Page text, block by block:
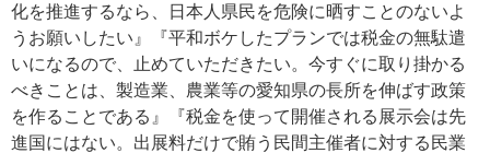
化を推進するなら、日本人県民を危険に晒すことのないよ
うお願いしたい』『平和ボケしたプランでは税金の無駄遣
いになるので、止めていただきたい。今すぐに取り掛かる
べきことは、製造業、農業等の愛知県の長所を伸ばす政策
を作ることである』『税金を使って開催される展示会は先
進国にはない。出展料だけで賄う民間主催者に対する民業